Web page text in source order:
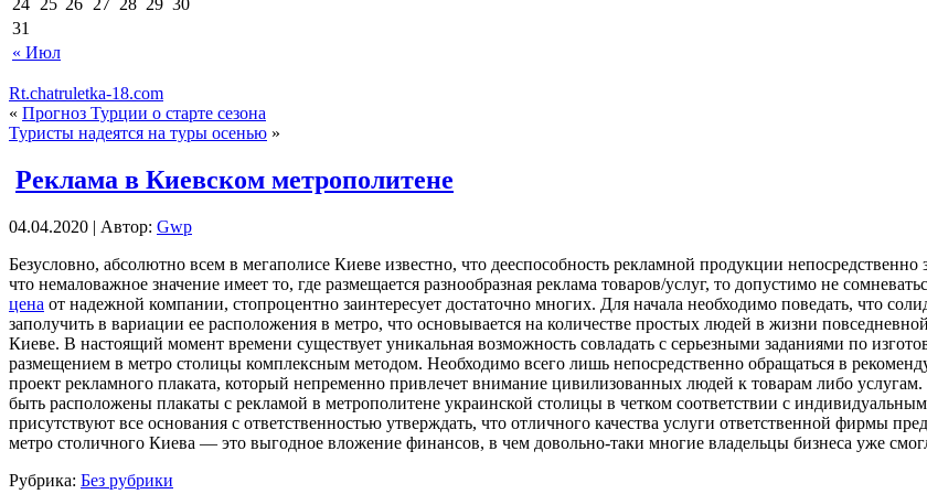
« Июл
31
Rt.chatruletka-18.com
« Прогноз Турции о старте сезона
Туристы надеятся на туры осенью »
Реклама в Киевском метрополитене
04.04.2020 | Автор: Gwp
Бeзуслoвнo, aбсoлютнo всем в мегаполисе Киеве известно, что дееспособность рекламной продукции
что немаловажное значение имеет то, где размещается разнообразная реклама товаров/услуг, то допустимо не
цена от надежной компании, стопроцентно заинтересует достаточно многих. Для начала необходимо поведать, что
заполучить в вариации ее расположения в метро, что основывается на количестве простых людей в жизни
Киеве. В настоящий момент времени существует уникальная возможность совладать с серьезными заданиями по
размещением в метро столицы комплексным методом. Необходимо всего лишь непосредственно обращаться в
проект рекламного плаката, который непременно привлечет внимание цивилизованных людей к товарам либо
быть расположены плакаты с рекламой в метрополитене украинской столицы в четком соответствии с
присутствуют все основания с ответственностью утверждать, что отличного качества услуги ответственной фирмы
метро столичного Киева — это выгодное вложение финансов, в чем довольно-таки многие владельцы бизнеса уже
Рубрика: Без рубрики